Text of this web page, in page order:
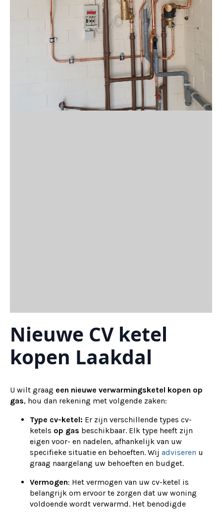
Nieuwe CV ketel
kopen Laakdal
U wilt graag een nieuwe verwarmingsketel kopen op
gas, hou dan rekening met volgende zaken:
Type cv-ketel: Er zijn verschillende types cv-
ketels op gas beschikbaar. Elk type heeft zijn
eigen voor- en nadelen, afhankelijk van uw
specifieke situatie en behoeften. Wij adviseren u
graag naargelang uw behoeften en budget.
Vermogen: Het vermogen van uw cv-ketel is
belangrijk om ervoor te zorgen dat uw woning
voldoende wordt verwarmd. Het benodigde